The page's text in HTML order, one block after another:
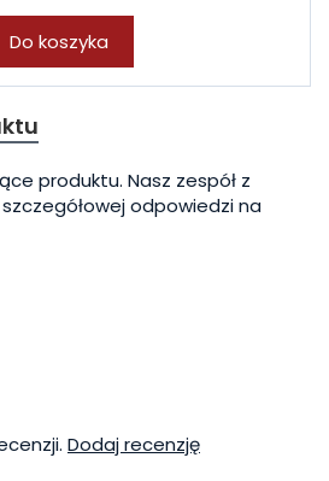
Do koszyka
produktu. Nasz zespół z
odpowiedzi na
Dodaj recenzję